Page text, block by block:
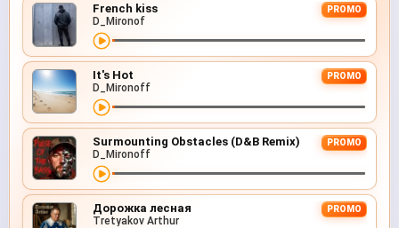
French kiss PROMO
D_Mironof
It's Hot PROMO
D_Mironoff
Surmounting Obstacles (D&B Remix) PROMO
D_Mironoff
Дорожка лесная PROMO
Tretyakov Arthur